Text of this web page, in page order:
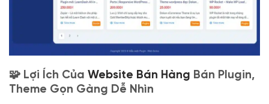
🧩 Lợi Ích Của Website Bán Hàng Bán Plugin,
Theme Gọn Gàng Dễ Nhìn